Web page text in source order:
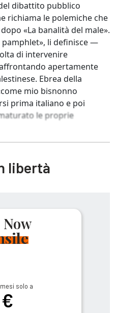
dibattito pubblico
richiama le polemiche che
«La banalità del male».
li definisce —
di intervenire
apertamente
Ebrea della
mio bisnonno
prima italiano e poi
le proprie
libertà
Now
solo a
€